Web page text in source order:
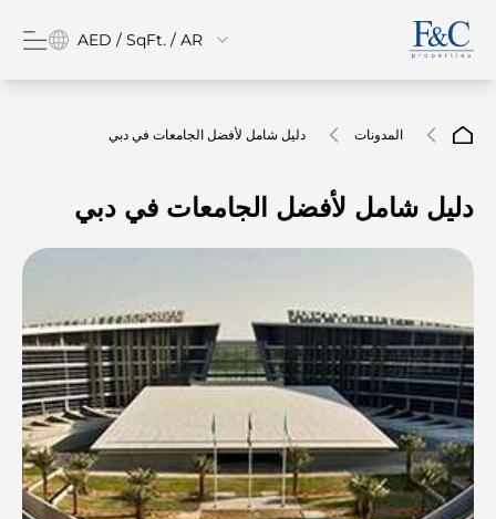
AED / SqFt. / AR
المدونات دليل شامل لأفضل الجامعات في دبي
دليل شامل لأفضل الجامعات في دبي